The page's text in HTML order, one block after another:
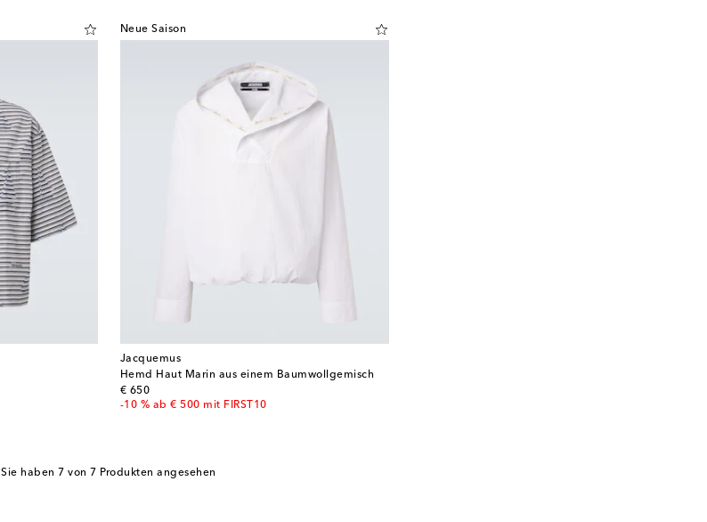
Neue Saison
Jacquemus
Hemd Haut Marin aus einem Baumwollgemisch
€ 650
original price
-10 % ab € 500 mit FIRST10
Sie haben 7 von 7 Produkten angesehen